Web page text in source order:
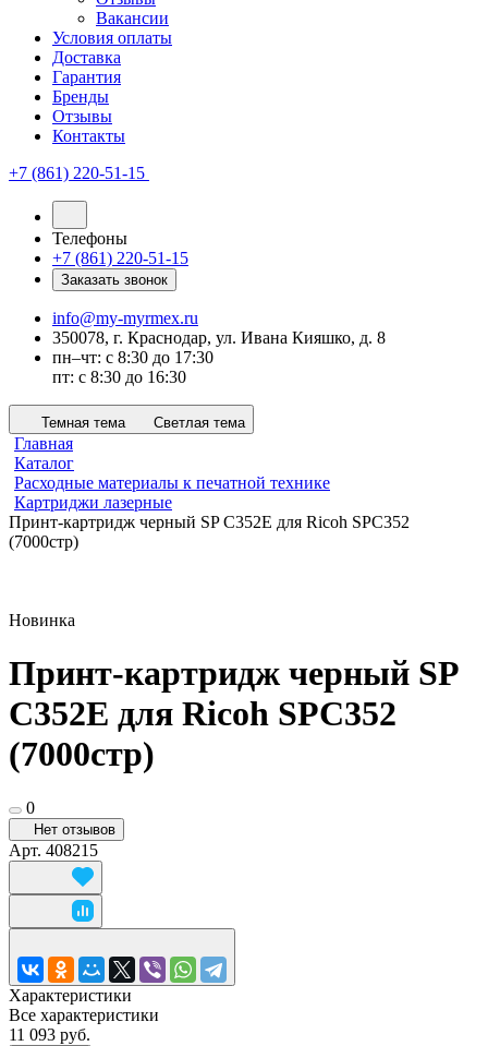
Вакансии
Условия оплаты
Доставка
Гарантия
Бренды
Отзывы
Контакты
+7 (861) 220-51-15
Телефоны
+7 (861) 220-51-15
Заказать звонок
info@my-myrmex.ru
350078, г. Краснодар, ул. Ивана Кияшко, д. 8
пн–чт: с 8:30 до 17:30
пт: с 8:30 до 16:30
Темная тема Светлая тема
Главная
Каталог
Расходные материалы к печатной технике
Картриджи лазерные
Принт-картридж черный SP C352E для Ricoh SPC352
(7000стр)
Новинка
Принт-картридж черный SP
C352E для Ricoh SPC352
(7000стр)
0
Нет отзывов
Арт. 408215
Характеристики
Все характеристики
11 093 руб.